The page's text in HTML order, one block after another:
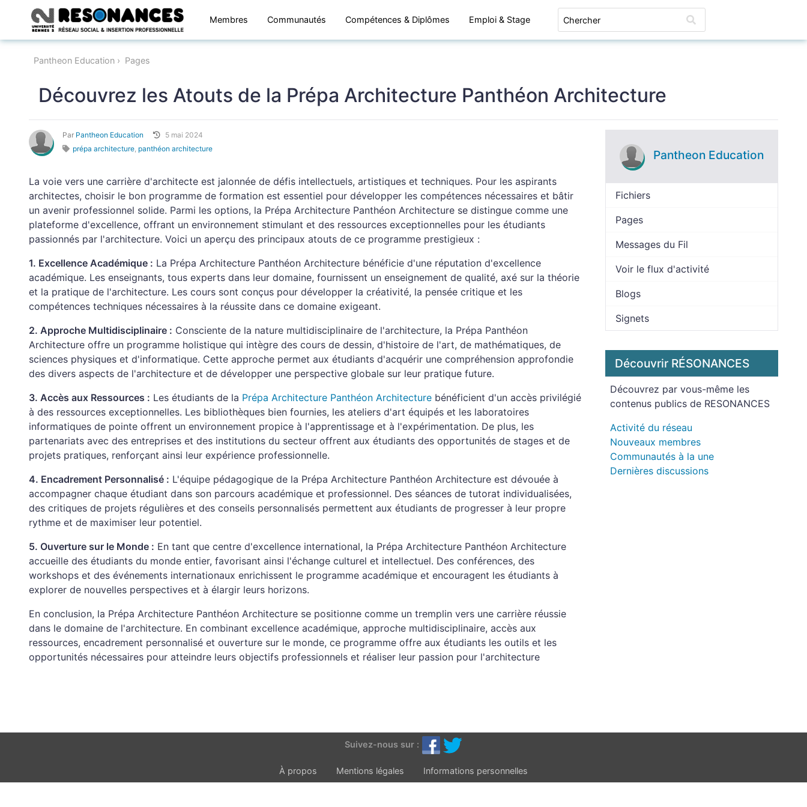
Membres Communautés Compétences & Diplômes Emploi & Stage
Pantheon Education Pages
Découvrez les Atouts de la Prépa Architecture Panthéon Architecture
Par Pantheon Education
5 mai 2024
prépa architecture, panthéon architecture
La voie vers une carrière d'architecte est jalonnée de défis intellectuels, artistiques et techniques. Pour les aspirants
architectes, choisir le bon programme de formation est essentiel pour développer les compétences nécessaires et bâtir
un avenir professionnel solide. Parmi les options, la Prépa Architecture Panthéon Architecture se distingue comme une
plateforme d'excellence, offrant un environnement stimulant et des ressources exceptionnelles pour les étudiants
passionnés par l'architecture. Voici un aperçu des principaux atouts de ce programme prestigieux :
1. Excellence Académique : La Prépa Architecture Panthéon Architecture bénéficie d'une réputation d'excellence
académique. Les enseignants, tous experts dans leur domaine, fournissent un enseignement de qualité, axé sur la théorie
et la pratique de l'architecture. Les cours sont conçus pour développer la créativité, la pensée critique et les
compétences techniques nécessaires à la réussite dans ce domaine exigeant.
2. Approche Multidisciplinaire : Consciente de la nature multidisciplinaire de l'architecture, la Prépa Panthéon
Architecture offre un programme holistique qui intègre des cours de dessin, d'histoire de l'art, de mathématiques, de
sciences physiques et d'informatique. Cette approche permet aux étudiants d'acquérir une compréhension approfondie
des divers aspects de l'architecture et de développer une perspective globale sur leur pratique future.
3. Accès aux Ressources : Les étudiants de la Prépa Architecture Panthéon Architecture bénéficient d'un accès privilégié
à des ressources exceptionnelles. Les bibliothèques bien fournies, les ateliers d'art équipés et les laboratoires
informatiques de pointe offrent un environnement propice à l'apprentissage et à l'expérimentation. De plus, les
partenariats avec des entreprises et des institutions du secteur offrent aux étudiants des opportunités de stages et de
projets pratiques, renforçant ainsi leur expérience professionnelle.
4. Encadrement Personnalisé : L'équipe pédagogique de la Prépa Architecture Panthéon Architecture est dévouée à
accompagner chaque étudiant dans son parcours académique et professionnel. Des séances de tutorat individualisées,
des critiques de projets régulières et des conseils personnalisés permettent aux étudiants de progresser à leur propre
rythme et de maximiser leur potentiel.
5. Ouverture sur le Monde : En tant que centre d'excellence international, la Prépa Architecture Panthéon Architecture
accueille des étudiants du monde entier, favorisant ainsi l'échange culturel et intellectuel. Des conférences, des
workshops et des événements internationaux enrichissent le programme académique et encouragent les étudiants à
explorer de nouvelles perspectives et à élargir leurs horizons.
En conclusion, la Prépa Architecture Panthéon Architecture se positionne comme un tremplin vers une carrière réussie
dans le domaine de l'architecture. En combinant excellence académique, approche multidisciplinaire, accès aux
ressources, encadrement personnalisé et ouverture sur le monde, ce programme offre aux étudiants les outils et les
opportunités nécessaires pour atteindre leurs objectifs professionnels et réaliser leur passion pour l'architecture
Pantheon Education
Fichiers
Pages
Messages du Fil
Voir le flux d'activité
Blogs
Signets
Découvrir RÉSONANCES
Découvrez par vous-même les
contenus publics de RESONANCES
Activité du réseau
Nouveaux membres
Communautés à la une
Dernières discussions
Suivez-nous sur :
À propos Mentions légales Informations personnelles